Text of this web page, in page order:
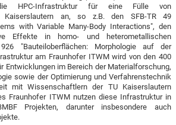
HPC-Infrastruktur für eine Fülle von
Kaiserslautern an, so z.B. den SFB-TR 49
with Variable Many-Body Interactions", den
Effekte in homo- und heterometallischen
"Bauteiloberflächen: Morphologie auf der
am Fraunhofer ITWM wird von den 400
Entwicklungen im Bereich der Materialforschung,
sowie der Optimierung und Verfahrenstechnik
mit Wissenschaftlern der TU Kaiserslautern
Fraunhofer ITWM nutzen diese Infrastruktur in
Projekten, darunter insbesondere auch